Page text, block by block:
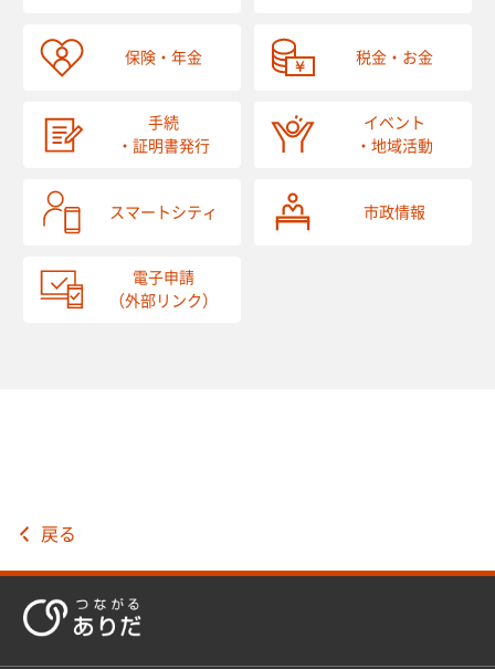
保険・年金 税金・お金
手続
・証明書発行
イベント
・地域活動
スマートシティ 市政情報
電子申請
（外部リンク）
戻る